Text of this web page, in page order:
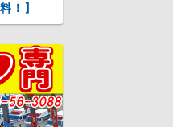
！】